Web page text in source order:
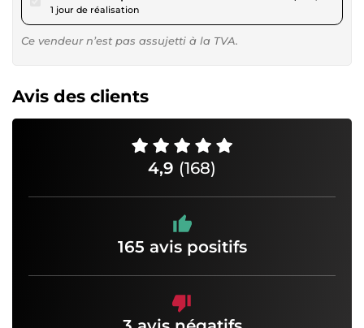
1 jour de réalisation
Ce vendeur n’est pas assujetti à la TVA.
Avis des clients
4,9 (168)
165 avis positifs